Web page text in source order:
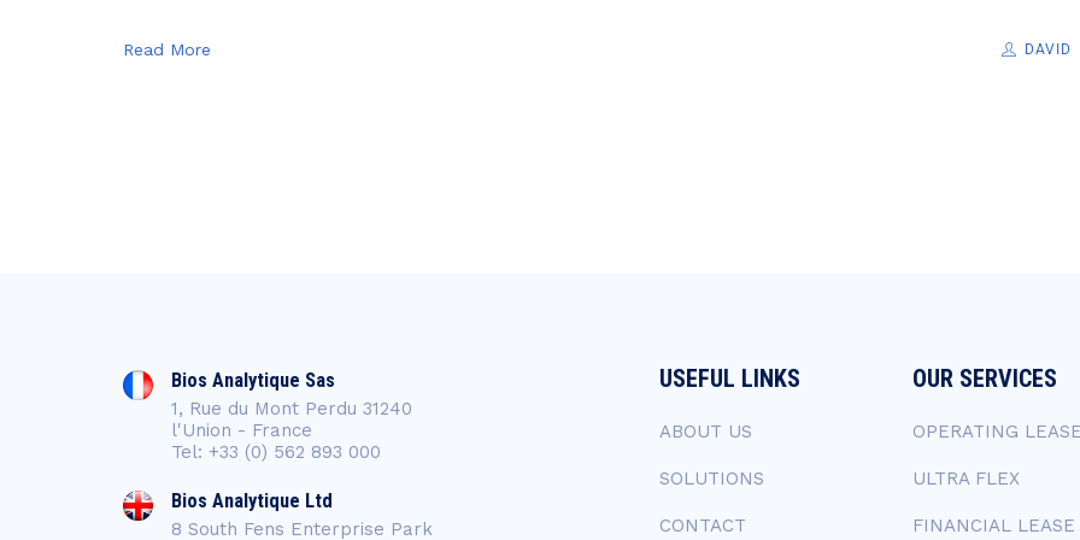
Read More DAVID
Bios Analytique Sas
1, Rue du Mont Perdu 31240
l'Union - France
Tel: +33 (0) 562 893 000
Bios Analytique Ltd
8 South Fens Enterprise Park
USEFUL LINKS
ABOUT US
SOLUTIONS
CONTACT
OUR SERVICES
OPERATING
ULTRA FLEX
FINANCIAL LEASE